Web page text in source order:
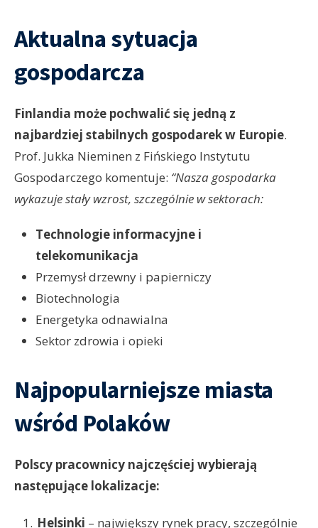
Aktualna sytuacja
gospodarcza
Finlandia może pochwalić się jedną z
najbardziej stabilnych gospodarek w Europie.
Prof. Jukka Nieminen z Fińskiego Instytutu
Gospodarczego komentuje: “Nasza gospodarka
wykazuje stały wzrost, szczególnie w sektorach:
Technologie informacyjne i
telekomunikacja
Przemysł drzewny i papierniczy
Biotechnologia
Energetyka odnawialna
Sektor zdrowia i opieki
Najpopularniejsze miasta
wśród Polaków
Polscy pracownicy najczęściej wybierają
następujące lokalizacje:
Helsinki – największy rynek pracy, szczególnie